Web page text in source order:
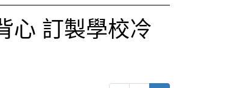
心 訂製學校冷